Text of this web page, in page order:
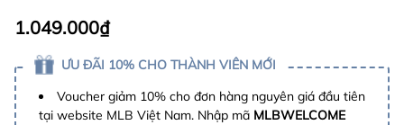
1.049.000₫
ƯU ĐÃI 10% CHO THÀNH VIÊN MỚI
Voucher giảm 10% cho đơn hàng nguyên giá đầu tiên
tại website MLB Việt Nam. Nhập mã MLBWELCOME